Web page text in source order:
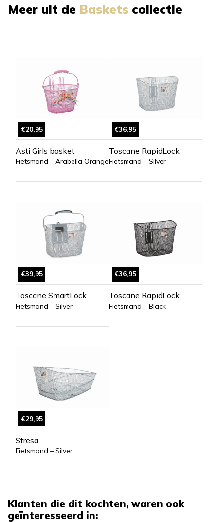
Meer uit de Baskets collectie
€20,95
Asti Girls basket
Fietsmand – Arabella Orange
€36,95
Toscane RapidLock
Fietsmand – Silver
€39,95
Toscane SmartLock
Fietsmand – Silver
€36,95
Toscane RapidLock
Fietsmand – Black
€29,95
Stresa
Fietsmand – Silver
Klanten die dit kochten, waren ook
geïnteresseerd in: